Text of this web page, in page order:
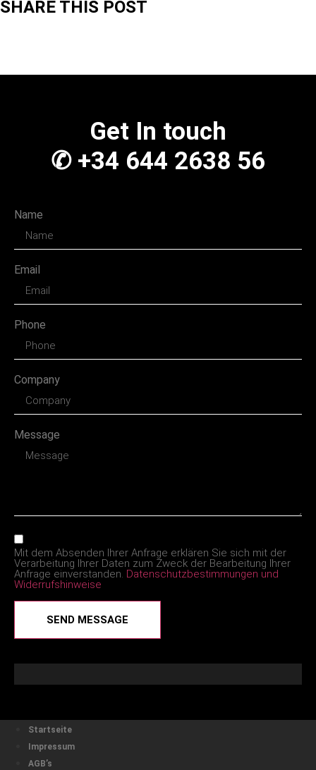
SHARE THIS POST
Get In touch
✆ +34 644 2638 56
Name
Email
Phone
Company
Message
Mit dem Absenden Ihrer Anfrage erklären Sie sich mit der
Verarbeitung Ihrer Daten zum Zweck der Bearbeitung Ihrer
Anfrage einverstanden. Datenschutzbestimmungen und
Widerrufshinweise
SEND MESSAGE
Startseite
Impressum
AGB’s